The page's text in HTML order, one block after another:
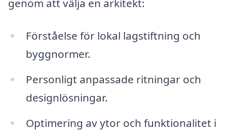
genom att välja en arkitekt:
Förståelse för lokal lagstiftning och
byggnormer.
Personligt anpassade ritningar och
designlösningar.
Optimering av ytor och funktionalitet i